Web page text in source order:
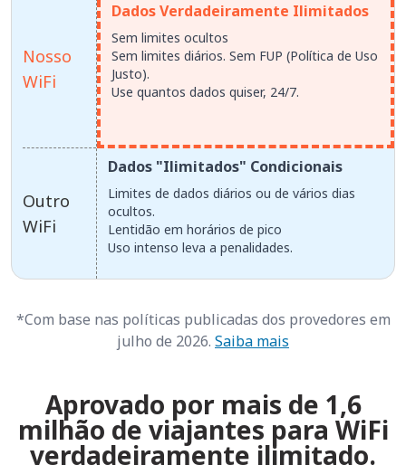
Nosso
WiFi
Outro
WiFi
Dados Verdadeiramente Ilimitados
Sem limites ocultos
Sem limites diários. Sem FUP (Política de Uso
Justo).
Use quantos dados quiser, 24/7.
Dados "Ilimitados" Condicionais
Limites de dados diários ou de vários dias
ocultos.
Lentidão em horários de pico
Uso intenso leva a penalidades.
*Com base nas políticas publicadas dos provedores em
julho de 2026. Saiba mais
Aprovado por mais de 1,6
milhão de viajantes para WiFi
verdadeiramente ilimitado.